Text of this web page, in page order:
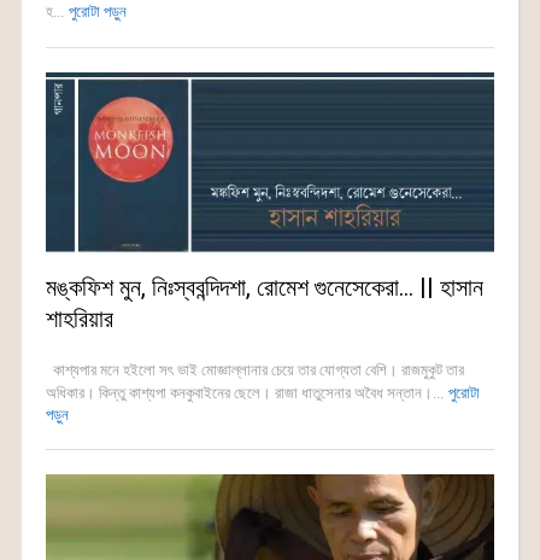
হ... পুরোটা পড়ুন
মঙ্কফিশ মুন, নিঃস্ববন্দিদশা, রোমেশ গুনেসেকেরা… || হাসান
শাহরিয়ার
কাশ্যপার মনে হইলো সৎ ভাই মোজ্ঞাল্লানার চেয়ে তার যোগ্যতা বেশি। রাজমুকুট তার
অধিকার। কিন্তু কাশ্যপা কনকুবাইনের ছেলে। রাজা ধাতুসেনার অবৈধ সন্তান।... পুরোটা
পড়ুন